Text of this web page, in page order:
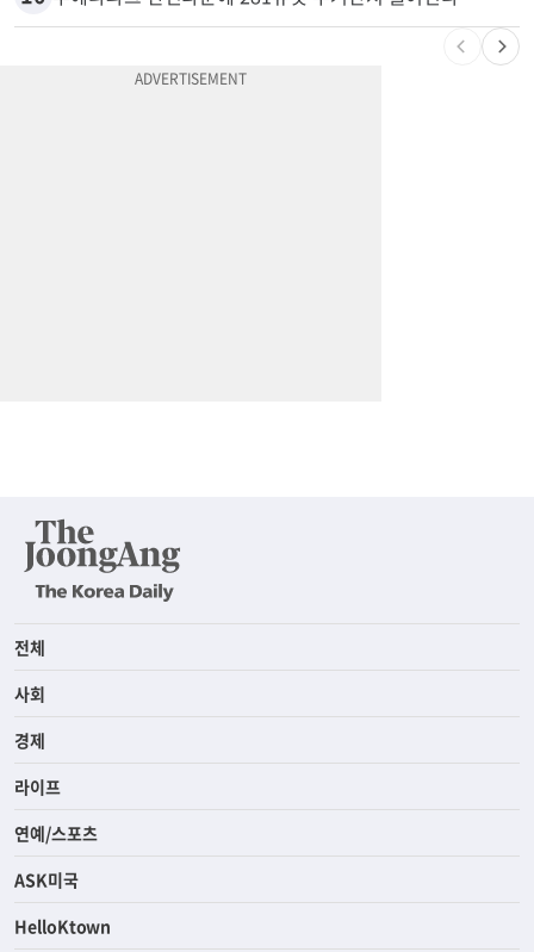
전체
사회
경제
라이프
연예/스포츠
ASK미국
HelloKtown